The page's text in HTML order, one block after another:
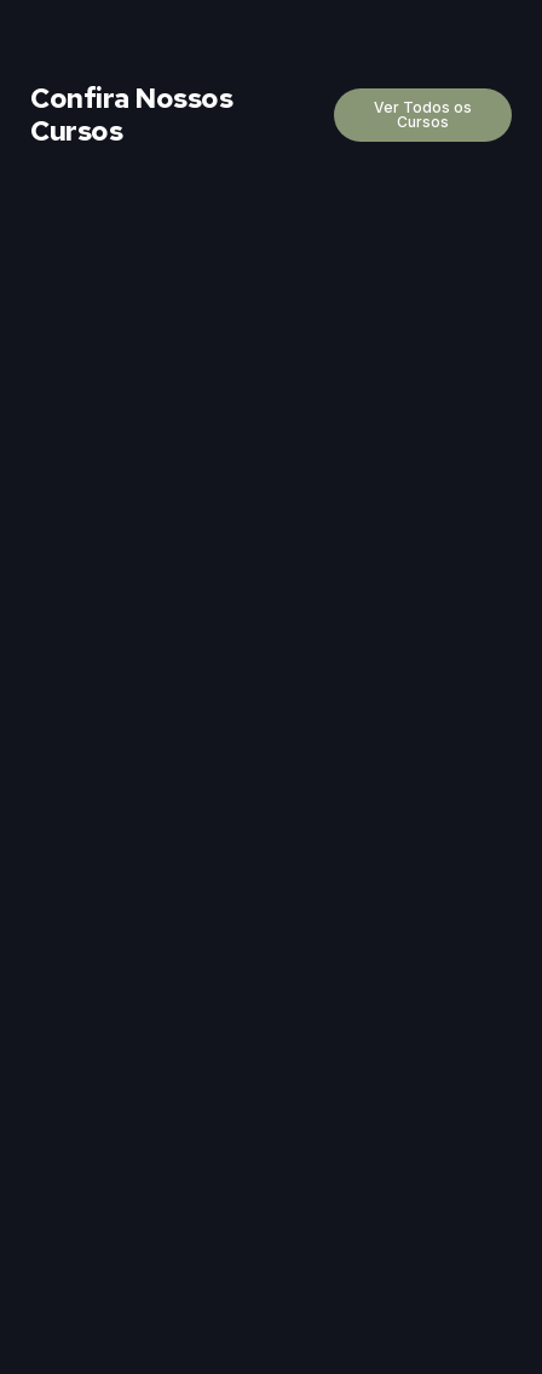
Confira Nossos
Cursos
Ver Todos os
Cursos